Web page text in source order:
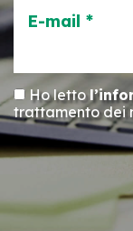
E-mail *
Ho letto
trattamento dei